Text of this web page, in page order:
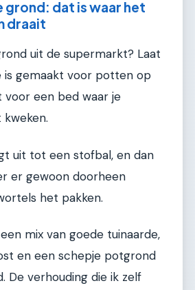
grond: dat is waar het
draait
uit de supermarkt? Laat
is gemaakt voor potten op
voor een bed waar je
uit tot een stofbal, en dan
er gewoon doorheen
het pakken.
mix van goede tuinaarde,
en een schepje potgrond
De verhouding die ik zelf